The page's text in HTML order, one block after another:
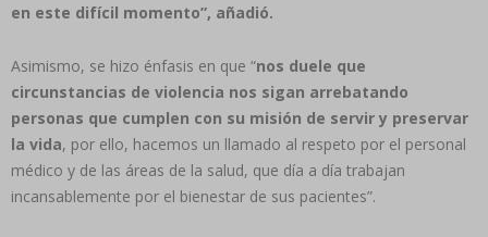
en este difícil momento”, añadió.
Asimismo, se hizo énfasis en que “nos duele que
circunstancias de violencia nos sigan arrebatando
personas que cumplen con su misión de servir y preservar
la vida, por ello, hacemos un llamado al respeto por el personal
médico y de las áreas de la salud, que día a día trabajan
incansablemente por el bienestar de sus pacientes”.